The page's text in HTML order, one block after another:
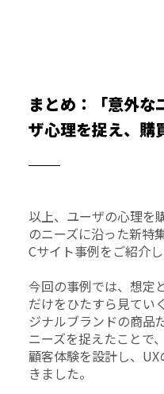
まとめ：「意外な
ザ心理を捉え、購
以上、ユーザの心理を
のニーズに沿った新特
Cサイト事例をご紹介し
今回の事例では、想定
だけをひたすら見てい
ジナルブランドの商品
ニーズを捉えたことで
顧客体験を設計し、
きました。